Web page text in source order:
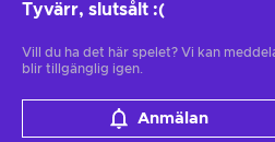
Tyvärr, slutsålt :(
Vill du ha det här spelet? Vi kan
blir tillgänglig igen.
Anmälan